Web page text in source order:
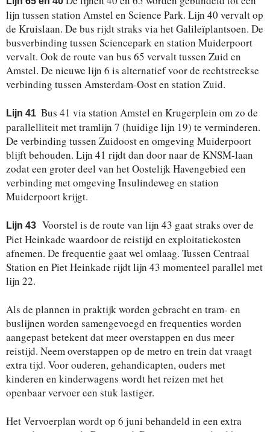
lijn tussen station Amstel en Science Park. Lijn 40 vervalt op
de Kruislaan. De bus rijdt straks via het Galileïplantsoen. De
busverbinding tussen Sciencepark en station Muiderpoort
vervalt. Ook de route van bus 65 vervalt tussen Zuid en
Amstel. De nieuwe lijn 6 is alternatief voor de rechtstreekse
verbinding tussen Amsterdam-Oost en station Zuid.
Lijn 41 Bus 41 via station Amstel en Krugerplein om zo de
parallelliteit met tramlijn 7 (huidige lijn 19) te verminderen.
De verbinding tussen Zuidoost en omgeving Muiderpoort
blijft behouden. Lijn 41 rijdt dan door naar de KNSM-laan
zodat een groter deel van het Oostelijk Havengebied een
verbinding met omgeving Insulindeweg en station
Muiderpoort krijgt.
Lijn 43 Voorstel is de route van lijn 43 gaat straks over de
Piet Heinkade waardoor de reistijd en exploitatiekosten
afnemen. De frequentie gaat wel omlaag. Tussen Centraal
Station en Piet Heinkade rijdt lijn 43 momenteel parallel met
lijn 22.
Als de plannen in praktijk worden gebracht en tram- en
buslijnen worden samengevoegd en frequenties worden
aangepast betekent dat meer overstappen en dus meer
reistijd. Neem overstappen op de metro en trein dat vraagt
extra tijd. Voor ouderen, gehandicapten, ouders met
kinderen en kinderwagens wordt het reizen met het
openbaar vervoer een stuk lastiger.
Het Vervoerplan wordt op 6 juni behandeld in een extra